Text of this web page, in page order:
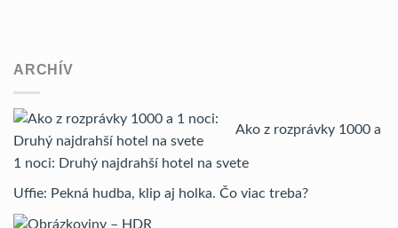
ARCHÍV
Ako z rozprávky 1000 a
1 noci: Druhý najdrahší hotel na svete
Uffie: Pekná hudba, klip aj holka. Čo viac treba?